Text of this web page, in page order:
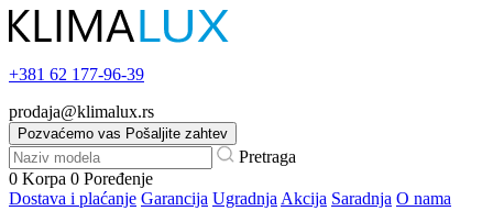
+381 62 177-96-39
prodaja@klimalux.rs
Pozvaćemo vas Pošaljite zahtev
Pretraga
0 Korpa 0 Poređenje
Dostava i plaćanje Garancija Ugradnja Akcija Saradnja O nama